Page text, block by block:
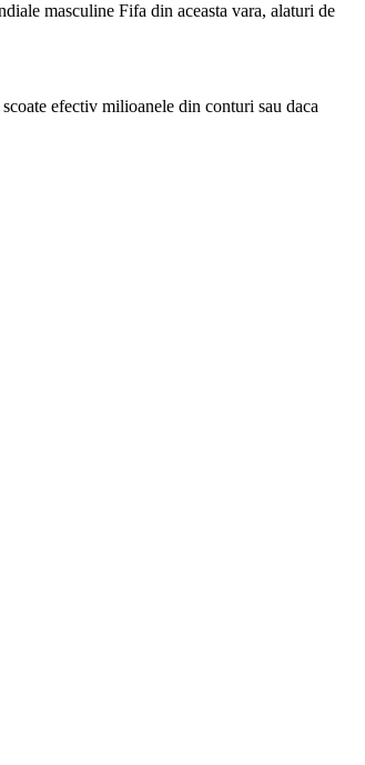
masculine Fifa din aceasta vara, alaturi de
efectiv milioanele din conturi sau daca